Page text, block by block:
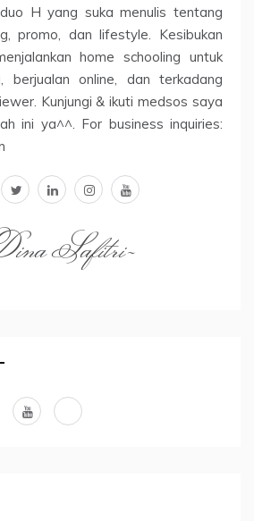
H yang suka menulis tentang
promo, dan lifestyle. Kesibukan
home schooling untuk
berjualan online, dan terkadang
Kunjungi & ikuti medsos saya
ini ya^^. For business inquiries:
twitterlinkedininstagram
youtube
Safitri~